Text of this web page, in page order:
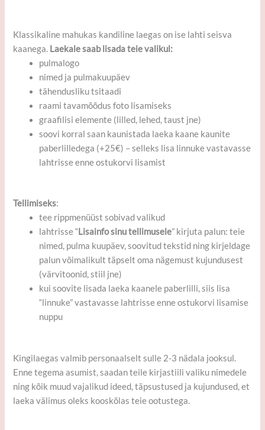
Klassikaline mahukas kandiline laegas on ise lahti seisva
kaanega. Laekale saab lisada teie valikul:
pulmalogo
nimed ja pulmakuupäev
tähendusliku tsitaadi
raami tavamõõdus foto lisamiseks
graafilisi elemente (lilled, lehed, taust jne)
soovi korral saan kaunistada laeka kaane kaunite
paberlilledega (+25€) – selleks lisa linnuke vastavasse
lahtrisse enne ostukorvi lisamist
Tellimiseks:
tee rippmenüüst sobivad valikud
lahtrisse “Lisainfo sinu tellimusele” kirjuta palun: teie
nimed, pulma kuupäev, soovitud tekstid ning kirjeldage
palun võimalikult täpselt oma nägemust kujundusest
(värvitoonid, stiil jne)
kui soovite lisada laeka kaanele paberlilli, siis lisa
“linnuke” vastavasse lahtrisse enne ostukorvi lisamise
nuppu
Kingilaegas valmib personaalselt sulle 2-3 nädala jooksul.
Enne tegema asumist, saadan teile kirjastiili valiku nimedele
ning kõik muud vajalikud ideed, täpsustused ja kujundused, et
laeka välimus oleks kooskõlas teie ootustega.